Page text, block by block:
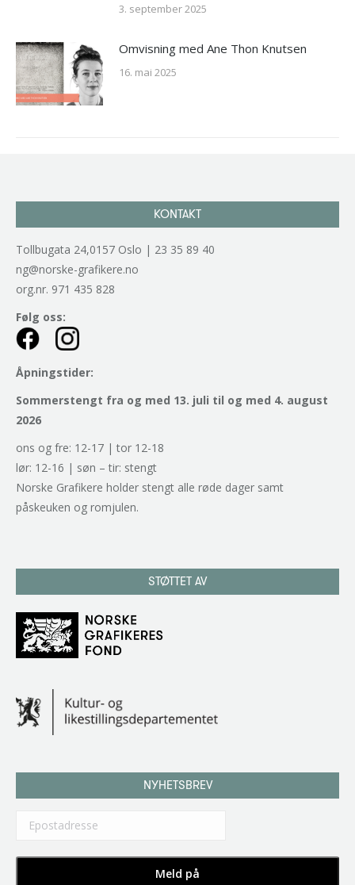
3. september 2025
Omvisning med Ane Thon Knutsen
16. mai 2025
KONTAKT
Tollbugata 24,0157 Oslo | 23 35 89 40
ng@norske-grafikere.no
org.nr. 971 435 828
Følg oss:
Åpningstider:
Sommerstengt fra og med 13. juli til og med 4. august
2026
ons og fre: 12-17 | tor 12-18
lør: 12-16 | søn – tir: stengt
Norske Grafikere holder stengt alle røde dager samt
påskeuken og romjulen.
STØTTET AV
NYHETSBREV